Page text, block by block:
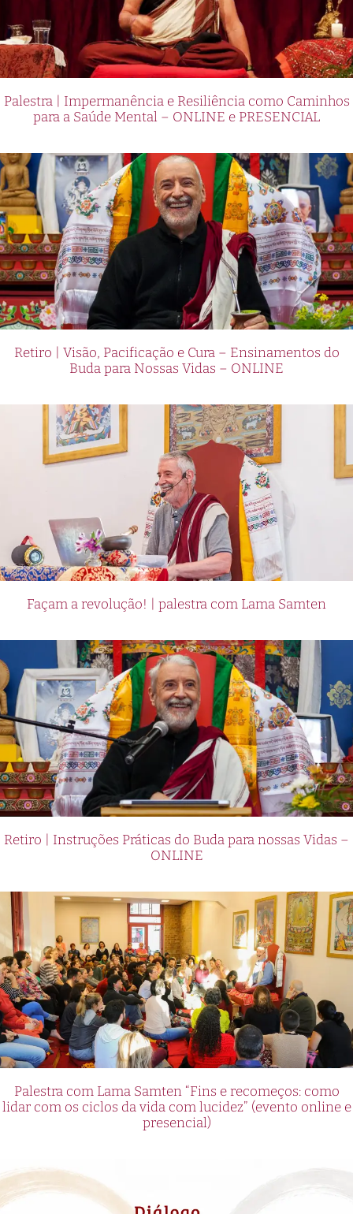
Palestra | Impermanência e Resiliência como Caminhos
para a Saúde Mental – ONLINE e PRESENCIAL
Retiro | Visão, Pacificação e Cura – Ensinamentos do
Buda para Nossas Vidas – ONLINE
Façam a revolução! | palestra com Lama Samten
Retiro | Instruções Práticas do Buda para nossas Vidas –
ONLINE
Palestra com Lama Samten “Fins e recomeços: como
lidar com os ciclos da vida com lucidez” (evento online e
presencial)